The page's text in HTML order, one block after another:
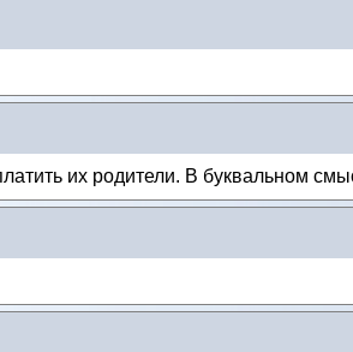
их родители. В буквальном